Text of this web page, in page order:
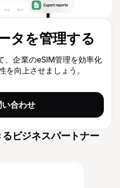
タを管理する
、企業のeSIM管理を効率化
を向上させましょう。
い合わせ
ビジネスパートナー